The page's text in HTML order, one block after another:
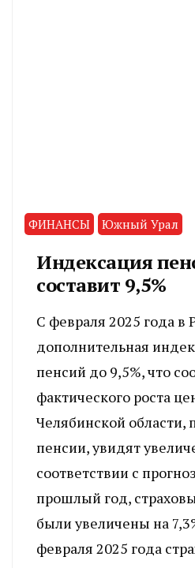
ФИНАНСЫ Южный Урал
Индексация
составит 9,5%
С февраля 2025 года в
дополнительная
пенсий до 9,5%, что
фактического роста
Челябинской области,
пенсии, увидят
соответствии с
прошлый год,
были увеличены на
февраля 2025 года